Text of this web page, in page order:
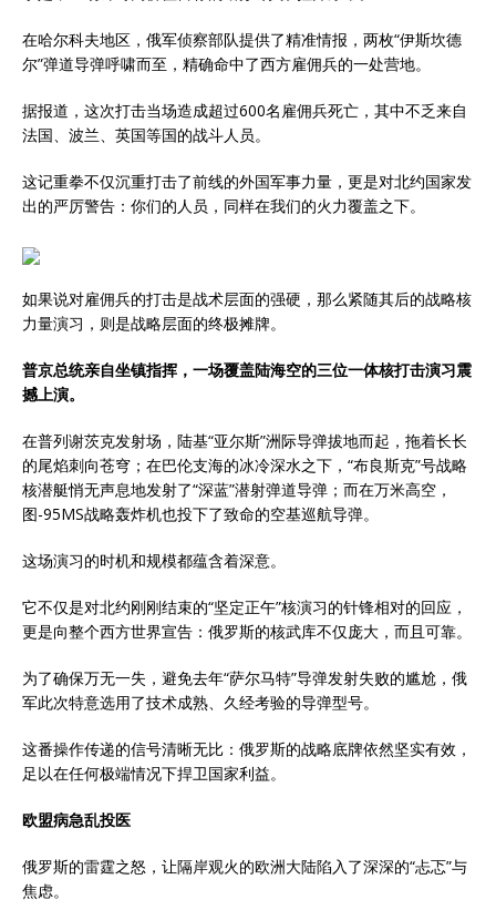
在哈尔科夫地区，俄军侦察部队提供了精准情报，两枚“伊斯坎德
尔”弹道导弹呼啸而至，精确命中了西方雇佣兵的一处营地。
据报道，这次打击当场造成超过600名雇佣兵死亡，其中不乏来自
法国、波兰、英国等国的战斗人员。
这记重拳不仅沉重打击了前线的外国军事力量，更是对北约国家发
出的严厉警告：你们的人员，同样在我们的火力覆盖之下。
如果说对雇佣兵的打击是战术层面的强硬，那么紧随其后的战略核
力量演习，则是战略层面的终极摊牌。
普京总统亲自坐镇指挥，一场覆盖陆海空的三位一体核打击演习震
撼上演。
在普列谢茨克发射场，陆基“亚尔斯”洲际导弹拔地而起，拖着长长
的尾焰刺向苍穹；在巴伦支海的冰冷深水之下，“布良斯克”号战略
核潜艇悄无声息地发射了“深蓝”潜射弹道导弹；而在万米高空，
图-95MS战略轰炸机也投下了致命的空基巡航导弹。
这场演习的时机和规模都蕴含着深意。
它不仅是对北约刚刚结束的“坚定正午”核演习的针锋相对的回应，
更是向整个西方世界宣告：俄罗斯的核武库不仅庞大，而且可靠。
为了确保万无一失，避免去年“萨尔马特”导弹发射失败的尴尬，俄
军此次特意选用了技术成熟、久经考验的导弹型号。
这番操作传递的信号清晰无比：俄罗斯的战略底牌依然坚实有效，
足以在任何极端情况下捍卫国家利益。
欧盟病急乱投医
俄罗斯的雷霆之怒，让隔岸观火的欧洲大陆陷入了深深的“忐忑”与
焦虑。